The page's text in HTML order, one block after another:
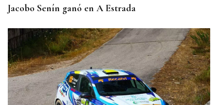
Jacobo Senín ganó en A Estrada